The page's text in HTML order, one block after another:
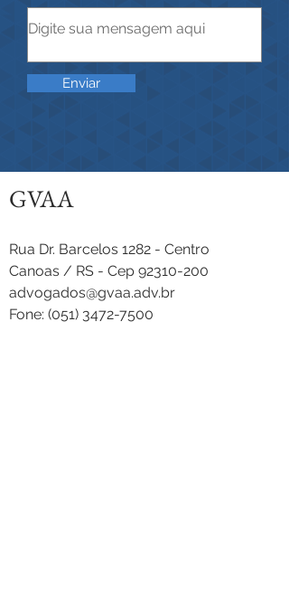
Enviar
GVAA
Rua Dr. Barcelos 1282 - Centro
Canoas / RS - Cep 92310-200
advogados@gvaa.adv.br
Fone: (051) 3472-7500